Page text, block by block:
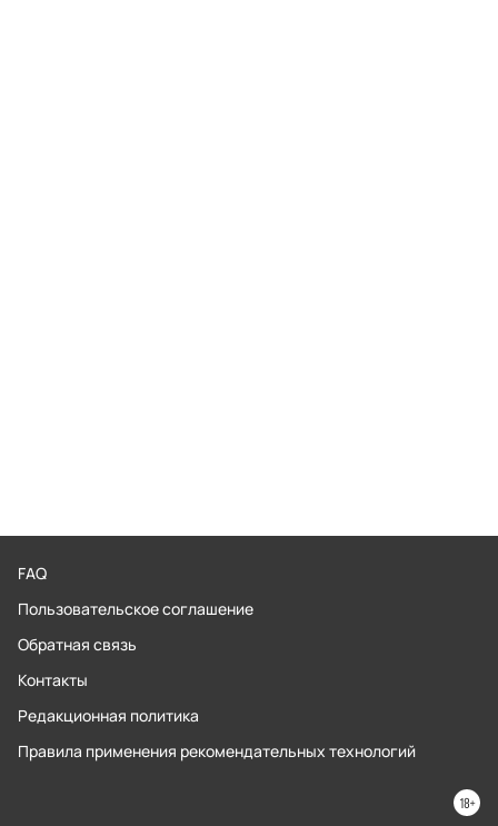
FAQ
Пользовательское соглашение
Обратная связь
Контакты
Редакционная политика
Правила применения рекомендательных технологий